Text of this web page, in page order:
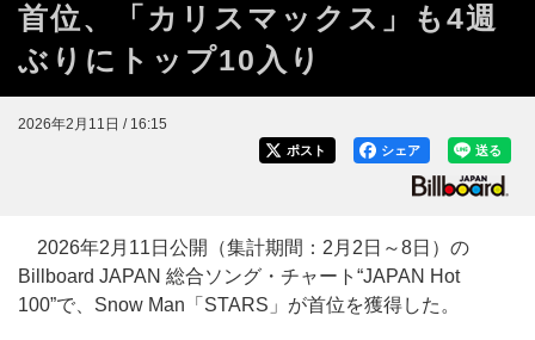
首位、「カリスマックス」も4週
ぶりにトップ10入り
2026年2月11日 / 16:15
送る
シェア
ポスト
2026年2月11日公開（集計期間：2月2日～8日）の
Billboard JAPAN 総合ソング・チャート“JAPAN Hot
100”で、Snow Man「STARS」が首位を獲得した。